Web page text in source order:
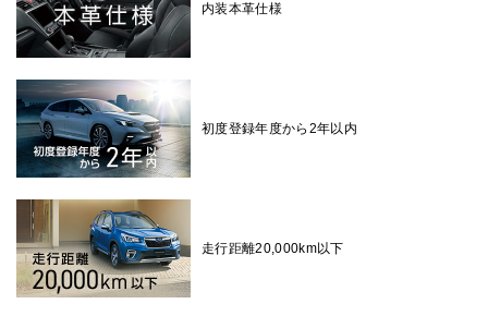
内装本革仕様
初度登録年度から2年以内
走行距離20,000km以下